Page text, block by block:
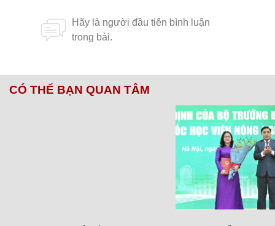
CÓ THỂ BẠN QUAN TÂM